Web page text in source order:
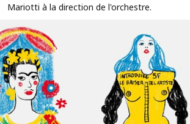
Mariotti à la direction de l'orchestre.